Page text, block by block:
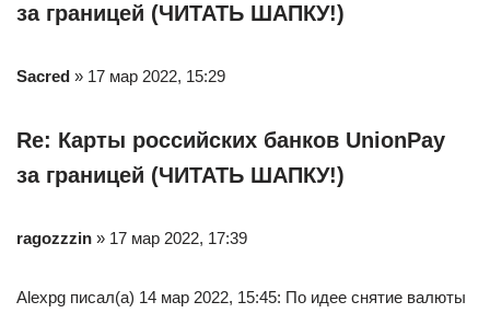
за границей (ЧИТАТЬ ШАПКУ!)
Sacred » 17 мар 2022, 15:29
Re: Карты российских банков UnionPay
за границей (ЧИТАТЬ ШАПКУ!)
ragozzzin » 17 мар 2022, 17:39
Alexpg писал(а) 14 мар 2022, 15:45: По идее снятие валюты